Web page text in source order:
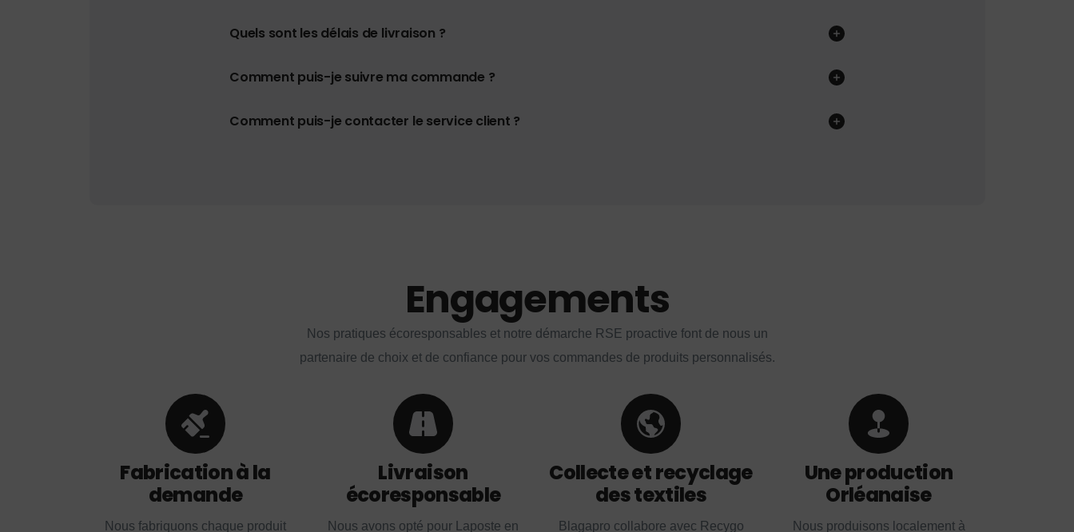
Quels sont les délais de livraison ?
Comment puis-je suivre ma commande ?
Comment puis-je contacter le service client ?
Engagements
Nos pratiques écoresponsables et notre démarche RSE proactive font de nous un
partenaire de choix et de confiance pour vos commandes de produits personnalisés.
Fabrication à la
demande
Nous fabriquons chaque produit
Livraison
écoresponsable
Nous avons opté pour Laposte en
Collecte et recyclage
des textiles
Blagapro collabore avec Recygo
Une production
Orléanaise
Nous produisons localement à